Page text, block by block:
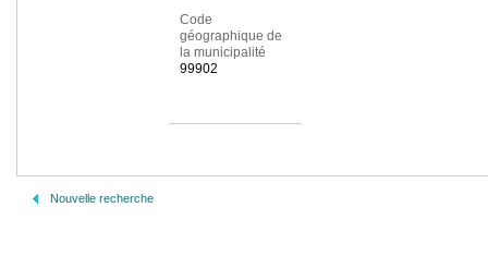
Code
géographique de
la municipalité
99902
Nouvelle recherche